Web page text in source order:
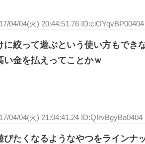
04/04(火) 20:44:51.76 ID:ciOYqvBP00404
に絞って遊ぶという使い方もでき
金を払えってことかｗ
04/04(火) 21:04:41.24 ID:QIrvBgyBa0404
びたくなるようなやつをラインナ